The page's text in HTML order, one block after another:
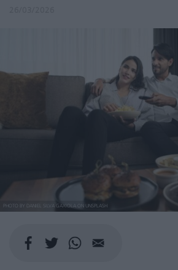
PHOTO BY DANIEL SILVA GAXIOLA ON UNSPLASH